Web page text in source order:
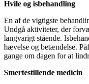
Hvile og isbehandling
En af de vigtigste
Undgå aktiviteter, der
langvarigt stående.
hævelse og betændelse.
gange om dagen for at
Smertestillende medicin